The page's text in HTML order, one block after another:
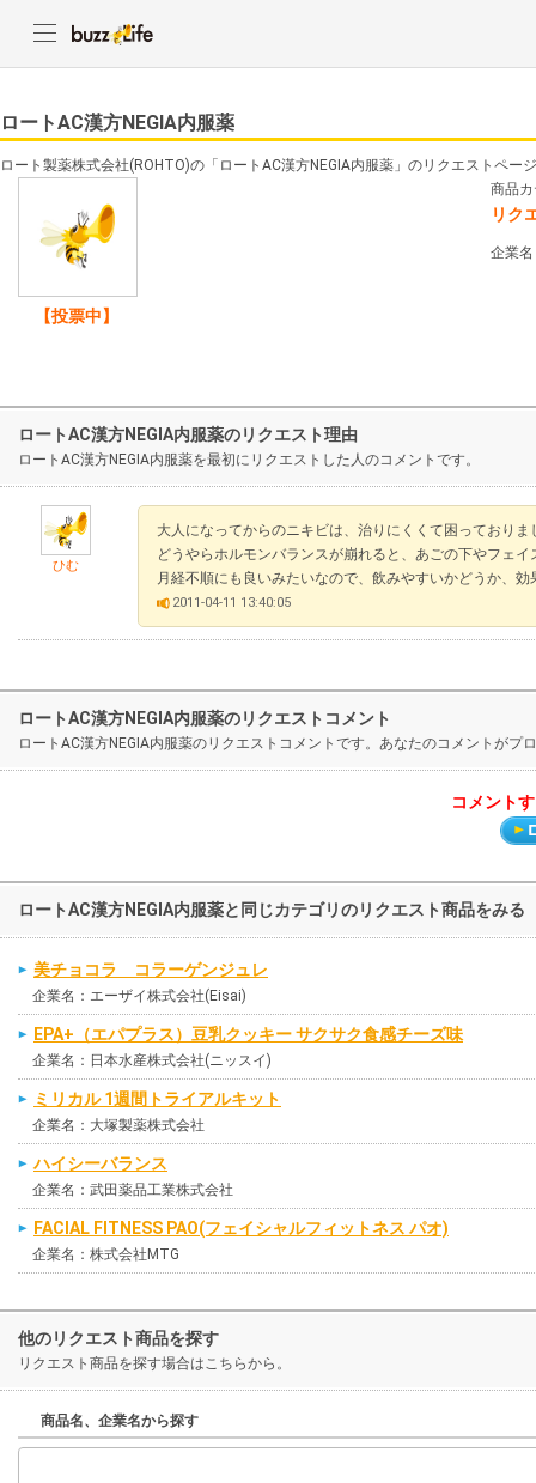
ロートAC漢方NEGIA内服薬
ロート製薬株式会社(ROHTO)の「ロートAC漢方NEGIA内服薬」のリクエストペー
【投票中】
商品
リク
企業
ロートAC漢方NEGIA内服薬のリクエスト理由
ロートAC漢方NEGIA内服薬を最初にリクエストした人のコメントです。
ひむ
大人になってからのニキビは、治りにくくて困っておりま
どうやらホルモンバランスが崩れると、あごの下やフェ
月経不順にも良いみたいなので、飲みやすいかどうか、
2011-04-11 13:40:05
ロートAC漢方NEGIA内服薬のリクエストコメント
ロートAC漢方NEGIA内服薬のリクエストコメントです。あなたのコメントが
コメント
ロートAC漢方NEGIA内服薬と同じカテゴリのリクエスト商品をみる
美チョコラ コラーゲンジュレ
企業名：エーザイ株式会社(Eisai)
EPA+（エパプラス）豆乳クッキー サクサク食感チーズ味
企業名：日本水産株式会社(ニッスイ)
ミリカル 1週間トライアルキット
企業名：大塚製薬株式会社
ハイシーバランス
企業名：武田薬品工業株式会社
FACIAL FITNESS PAO(フェイシャルフィットネス パオ)
企業名：株式会社MTG
他のリクエスト商品を探す
リクエスト商品を探す場合はこちらから。
商品名、企業名から探す